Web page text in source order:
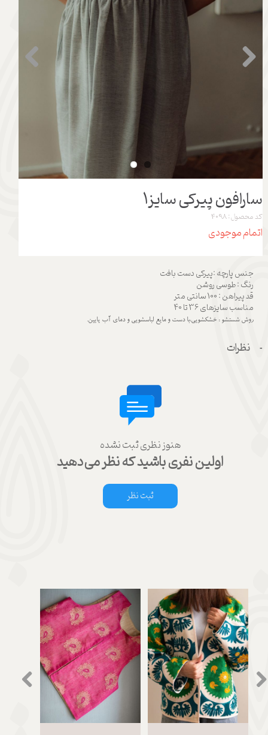
سارافون پیرکی سایز1
کد محصول: 4098
اتمام موجودی
جنس پارچه :پیرکی دست بافت
رنگ : طوسی روشن
قد پیراهن : 100 سانتی متر
مناسب سایزهای 36 تا 40
روش شستشو : خشکشویی،با دست و مایع لباسشویی و دمای آب پایین.
نظرات
هنوز نظری ثبت نشده
اولین نفری باشید که نظر می‌دهید
ثبت نظر